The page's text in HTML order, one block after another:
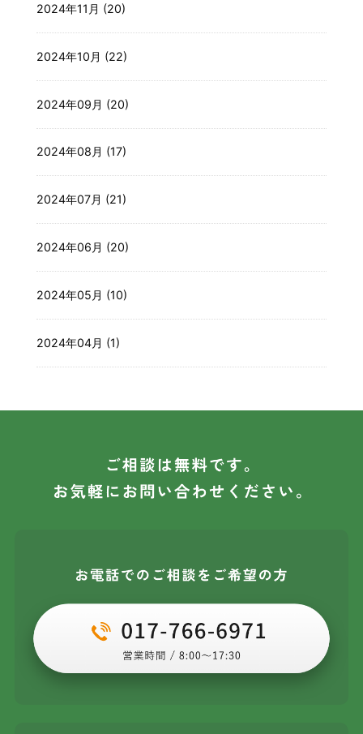
2024年11月 (20)
2024年10月 (22)
2024年09月 (20)
2024年08月 (17)
2024年07月 (21)
2024年06月 (20)
2024年05月 (10)
2024年04月 (1)